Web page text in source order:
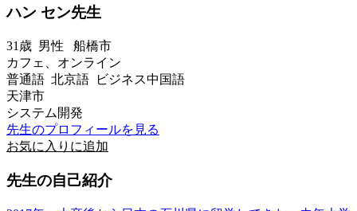
ハン セン先生
31歳 男性 船橋市
カフェ、オンライン
普通語 北京語 ビジネス中国語
天津市
システム開発
先生のプロフィールを見る
お気に入りに追加
先生の自己紹介